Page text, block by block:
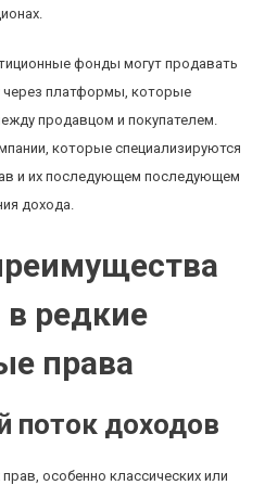
фонды могут продавать
через платформы, которые
продавцом и покупателем.
которые специализируются
и их последующем последующем
дохода.
редкие
права
поток доходов
особенно классических или